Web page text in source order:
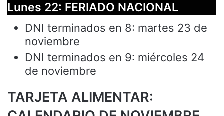
Lunes 22: FERIADO NACIONAL
DNI terminados en 8: martes 23 de
noviembre
DNI terminados en 9: miércoles 24
de noviembre
TARJETA ALIMENTAR: